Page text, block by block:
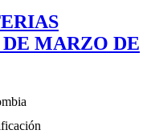
MARZO DE